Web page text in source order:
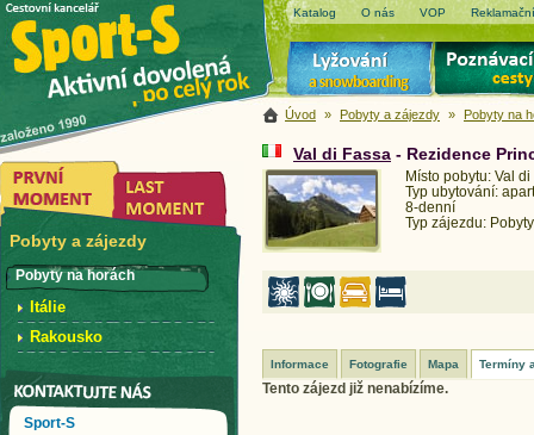
Katalog O nás VOP
Úvod » Pobyty a zájezdy » Pobyty na
Val di Fassa - Rezidence
Místo pobytu: Val
Typ ubytování:
8-denní
Typ zájezdu:
Informace Fotografie Mapa Termíny
Tento zájezd již nenabízíme.
Pobyty a zájezdy
Pobyty na horách
Itálie
Rakousko
Sport-S